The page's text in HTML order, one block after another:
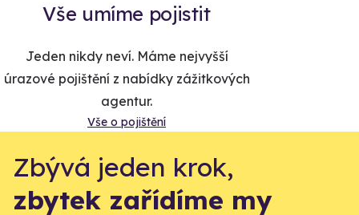
Vše umíme pojistit
Jeden nikdy neví. Máme nejvyšší
úrazové pojištění z nabídky zážitkových
agentur.
Vše o pojištění
Zbývá jeden krok,
zbytek zařídíme my